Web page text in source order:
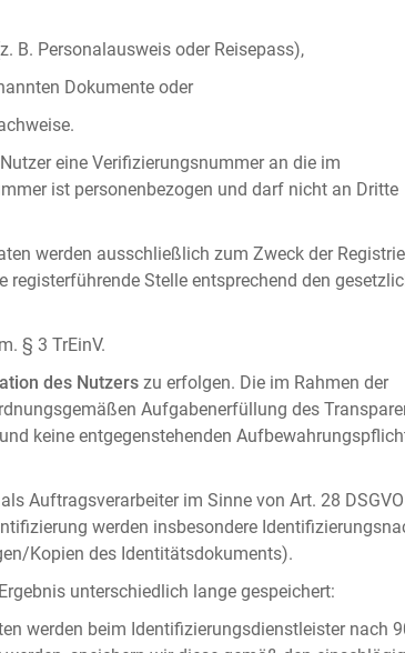
B. Personalausweis oder Reisepass),
Dokumente oder
eine Verifizierungsnummer an die im
ist personenbezogen und darf nicht an Dritte
werden ausschließlich zum Zweck der
Stelle entsprechend den
§ 3 TrEinV.
des Nutzers zu erfolgen. Die im Rahmen der
Aufgabenerfüllung des
keine entgegenstehenden
Auftragsverarbeiter im Sinne von Art. 28
werden insbesondere
Kopien des Identitätsdokuments).
unterschiedlich lange gespeichert:
werden beim Identifizierungsdienstleister nach